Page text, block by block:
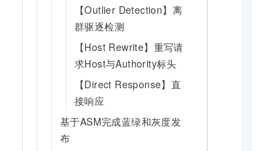
【Outlier Detection】离
群驱逐检测
【Host Rewrite】重写请
求Host与Authority标头
【Direct Response】直
接响应
基于ASM完成蓝绿和灰度发
布